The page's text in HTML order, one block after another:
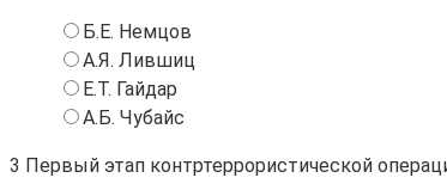
Б.Е. Немцов
А.Я. Лившиц
Е.Т. Гайдар
А.Б. Чубайс
3 Первый этап контртеррористической